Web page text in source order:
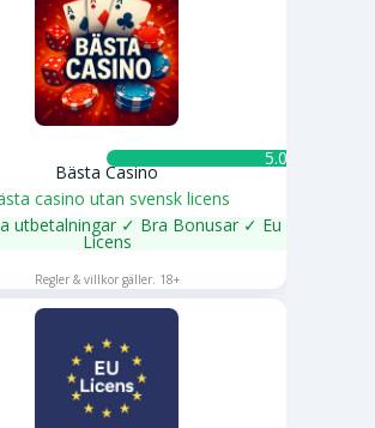
5.0 ★
Bästa Casino
casino utan svensk licens
utbetalningar ✓ Bra Bonusar ✓ Eu
Licens
Regler & villkor gäller. 18+